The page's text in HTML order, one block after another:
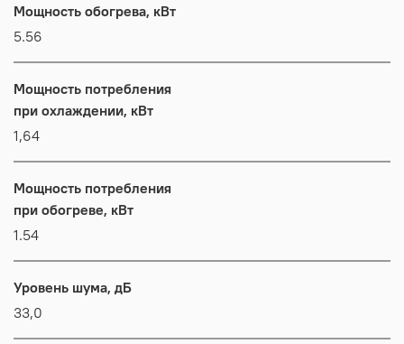
Мощность обогрева, кВт
5.56
Мощность потребления
при охлаждении, кВт
1,64
Мощность потребления
при обогреве, кВт
1.54
Уровень шума, дБ
33,0